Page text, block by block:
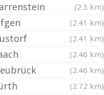
(2.3 km)
(2.41 km)
(2.41 km)
(2.46 km)
(2.46 km)
(2.72 km)